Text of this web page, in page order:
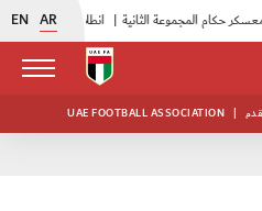
EN AR |
UAE FOOTBALL ASSOCIATION |